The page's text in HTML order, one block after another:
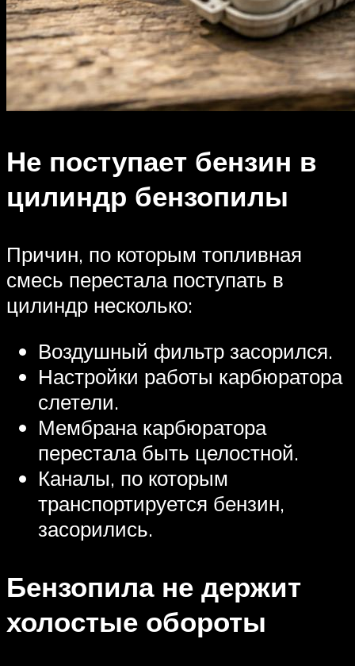
Не поступает бензин в
цилиндр бензопилы
Причин, по которым топливная
смесь перестала поступать в
цилиндр несколько:
Воздушный фильтр засорился.
Настройки работы карбюратора
слетели.
Мембрана карбюратора
перестала быть целостной.
Каналы, по которым
транспортируется бензин,
засорились.
Бензопила не держит
холостые обороты